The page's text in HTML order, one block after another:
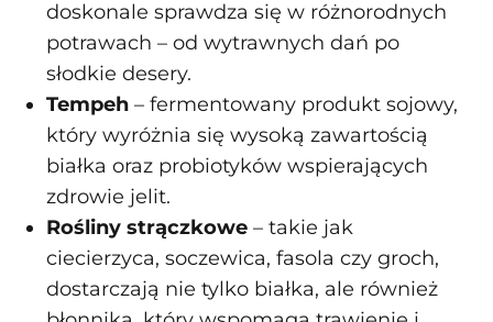
doskonale sprawdza się w różnorodnych
potrawach – od wytrawnych dań po
słodkie desery.
Tempeh– fermentowany produkt sojowy,
który wyróżnia się wysoką zawartością
białka oraz probiotyków wspierających
zdrowie jelit.
Rośliny strączkowe– takie jak
ciecierzyca, soczewica, fasola czy groch,
dostarczają nie tylko białka, ale również